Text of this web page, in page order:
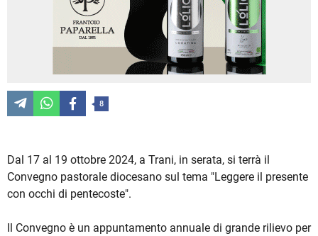
8
Dal 17 al 19 ottobre 2024, a Trani, in serata, si terrà il
Convegno pastorale diocesano sul tema "Leggere il presente
con occhi di pentecoste".
Il Convegno è un appuntamento annuale di grande rilievo per